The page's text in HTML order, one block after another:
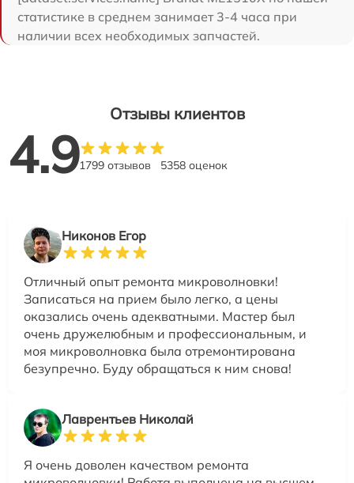
статистике в среднем занимает 3-4 часа при
наличии всех необходимых запчастей.
Отзывы клиентов
4.91799 отзывов 5358 оценок
Никонов Егор
Отличный опыт ремонта микроволновки!
Записаться на прием было легко, а цены
оказались очень адекватными. Мастер был
очень дружелюбным и профессиональным, и
моя микроволновка была отремонтирована
безупречно. Буду обращаться к ним снова!
Лаврентьев Николай
Я очень доволен качеством ремонта